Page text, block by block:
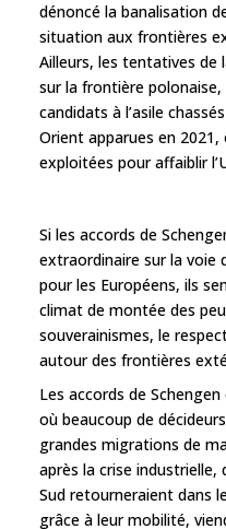
dénoncé la banalisation
situation aux frontières
Ailleurs, les tentatives de
sur la frontière polonaise,
candidats à l’asile
Orient apparues en
exploitées pour affaiblir
Si les accords de
extraordinaire sur la voie
pour les Européens, ils
climat de montée des
souverainismes, le
autour des frontières
Les accords de
où beaucoup de
grandes migrations de
après la crise
Sud retourneraient dans
grâce à leur mobilité,